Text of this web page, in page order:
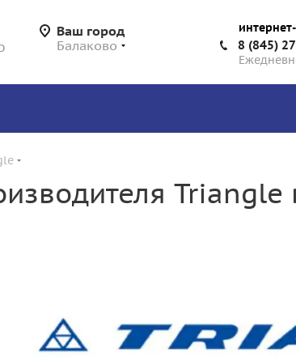
Ваш город
Балаково
8 (845)
Triangle